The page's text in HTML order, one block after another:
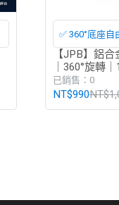
✅ 360°底座自
方向，多人
【JPB】鋁
｜360°旋轉
供電 散熱支架
已銷售：0
NT$990